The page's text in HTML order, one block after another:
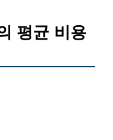
평균 비용